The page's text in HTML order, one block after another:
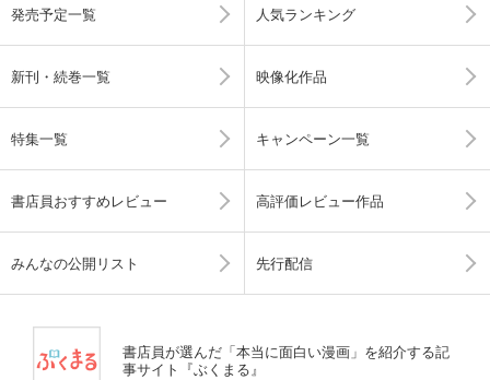
発売予定一覧 人気ランキング
新刊・続巻一覧 映像化作品
特集一覧 キャンペーン一覧
書店員おすすめレビュー 高評価レビュー作品
みんなの公開リスト 先行配信
書店員が選んだ「本当に面白い漫画」を紹介する記
事サイト『ぶくまる』